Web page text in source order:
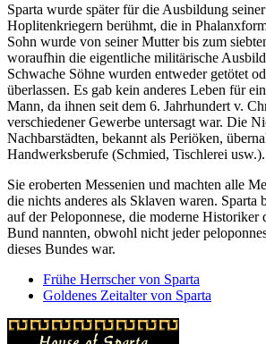
Sparta wurde später für die Ausbildung
Hoplitenkriegern berühmt, die in
Sohn wurde von seiner Mutter bis zum
woraufhin die eigentliche militärische
Schwache Söhne wurden entweder getötet
überlassen. Es gab kein anderes Leben für
Mann, da ihnen seit dem 6. Jahrhundert v.
verschiedener Gewerbe untersagt war. Die
Nachbarstädten, bekannt als Periöken,
Handwerksberufe (Schmied, Tischlerei usw.).
Sie eroberten Messenien und machten alle
die nichts anderes als Sklaven waren. Sparta
auf der Peloponnese, die moderne Historiker
Bund nannten, obwohl nicht jeder
dieses Bundes war.
Frühe Herrscher von Sparta
Goldenes Zeitalter von Sparta